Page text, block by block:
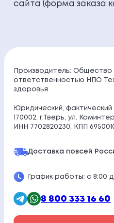
сайта (форма заказа
Производитель: Общество
ответственностью НПО
здоровья
Юридический,
170002, г.Тверь, ул.
ИНН 7702820230, КПП
Доставка повсей
График работы: с 8:00
8 800 333 16 60